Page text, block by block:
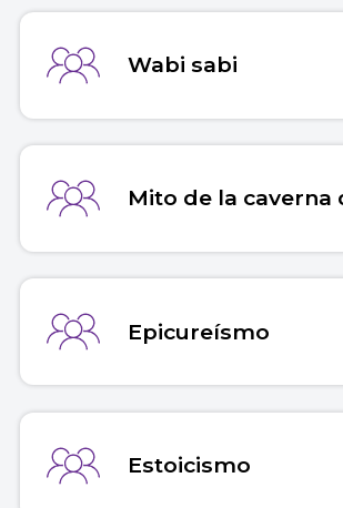
Wabi sabi
Mito de la caverna
Epicureísmo
Estoicismo